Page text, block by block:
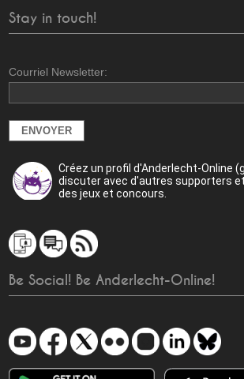
Stay in touch!
Courriel Newsletter:
Créez un profil d'Anderlecht-Online
discuter avec d'autres supporters
des jeux et concours.
Be Social! Be Anderlecht-Online!